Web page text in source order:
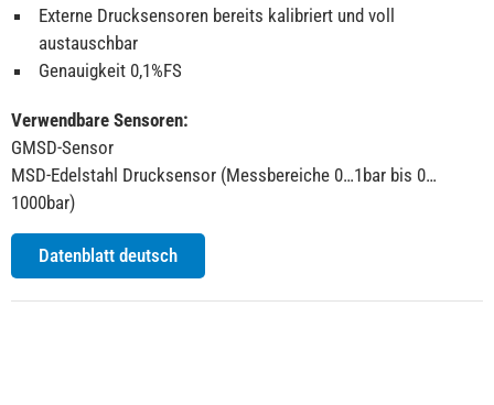
Externe Drucksensoren bereits kalibriert und voll
austauschbar
Genauigkeit 0,1%FS
Verwendbare Sensoren:
GMSD-Sensor
MSD-Edelstahl Drucksensor (Messbereiche 0…1bar bis 0…
1000bar)
Datenblatt deutsch